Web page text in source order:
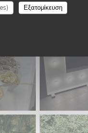
Εξατομίκευση